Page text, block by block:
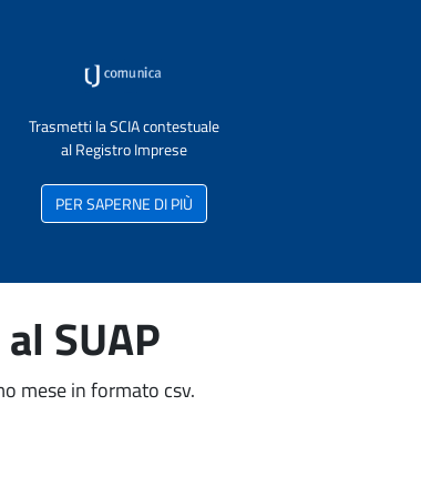
Trasmetti la SCIA contestuale
al Registro Imprese
PER SAPERNE DI PIÙ
SUAP
mese in formato csv.